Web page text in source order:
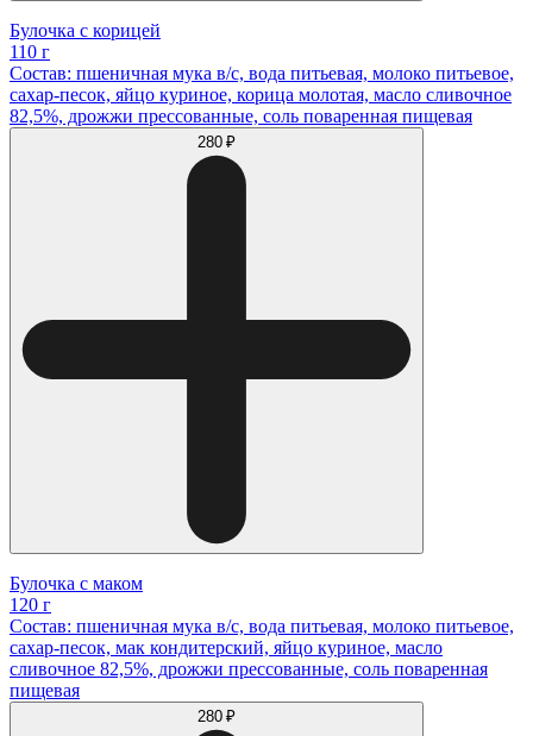
Булочка с корицей
110 г
Состав: пшеничная мука в/с, вода питьевая, молоко питьевое,
сахар-песок, яйцо куриное, корица молотая, масло сливочное
82,5%, дрожжи прессованные, соль поваренная пищевая
280 ₽
Булочка с маком
120 г
Состав: пшеничная мука в/с, вода питьевая, молоко питьевое,
сахар-песок, мак кондитерский, яйцо куриное, масло
сливочное 82,5%, дрожжи прессованные, соль поваренная
пищевая
280 ₽